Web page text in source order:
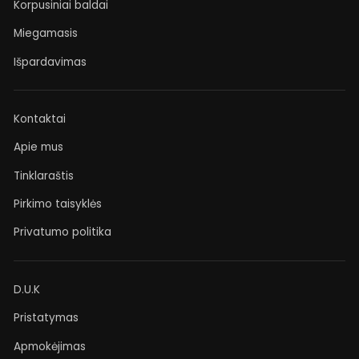
Korpusiniai baldai
Miegamasis
Išpardavimas
Kontaktai
Apie mus
Tinklaraštis
Pirkimo taisyklės
Privatumo politika
D.U.K
Pristatymas
Apmokėjimas